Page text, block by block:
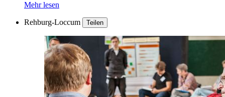
Mehr lesen
Rehburg-Loccum Teilen